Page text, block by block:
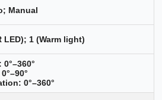
Manual
LED); 1 (Warm light)
0°–360°
0°–360°